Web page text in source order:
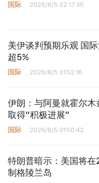
国际 2026/8/5 02:17:35
美伊谈判预期乐观 国
超5%
国际 2026/8/5 01:52:16
伊朗：与阿曼就霍尔木
取得“积极进展”
国际 2026/8/5 01:50:42
特朗普暗示：美国将在
制格陵兰岛